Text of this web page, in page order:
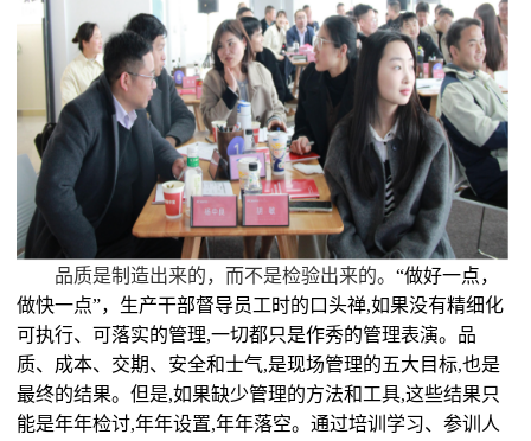
品质是制造出来的，而不是检验出来的。“做好一点，
做快一点”，生产干部督导员工时的口头禅,如果没有精细化
可执行、可落实的管理,一切都只是作秀的管理表演。品
质、成本、交期、安全和士气,是现场管理的五大目标,也是
最终的结果。但是,如果缺少管理的方法和工具,这些结果只
能是年年检讨,年年设置,年年落空。通过培训学习、参训人